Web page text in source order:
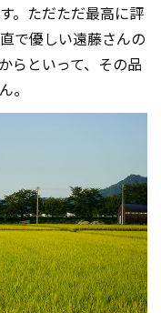
。ただただ最高に評
で優しい遠藤さんの
らといって、その品
。